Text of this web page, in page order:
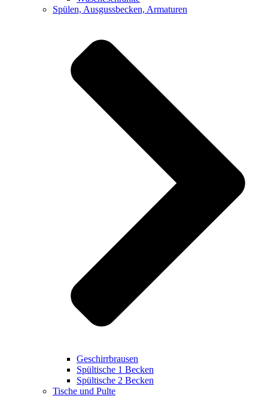
Spülen, Ausgussbecken, Armaturen
Geschirrbrausen
Spültische 1 Becken
Spültische 2 Becken
Tische und Pulte